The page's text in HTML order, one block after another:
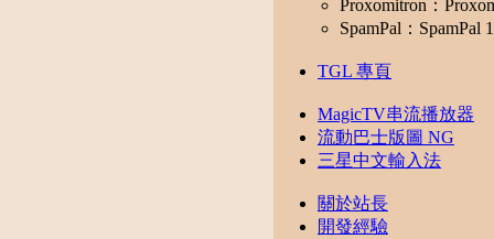
Proxomitron：
SpamPal：SpamPal
TGL 專頁
MagicTV串流播放器
流動巴士版圖 NG
三星中文輸入法
關於站長
開發經驗